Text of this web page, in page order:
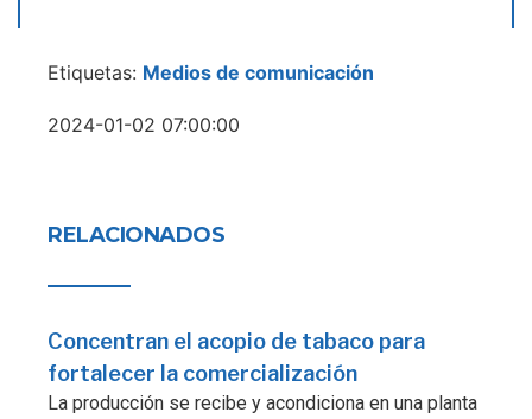
Etiquetas: Medios de comunicación
2024-01-02 07:00:00
RELACIONADOS
Concentran el acopio de tabaco para
fortalecer la comercialización
La producción se recibe y acondiciona en una planta